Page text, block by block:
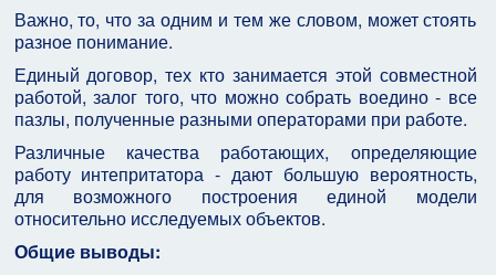
Важно, то, что за одним и тем же словом, может стоять
разное понимание.
Единый договор, тех кто занимается этой совместной
работой, залог того, что можно собрать воедино - все
пазлы, полученные разными операторами при работе.
Различные качества работающих, определяющие
работу интепритатора - дают большую вероятность,
для возможного построения единой модели
относительно исследуемых объектов.
Общие выводы: